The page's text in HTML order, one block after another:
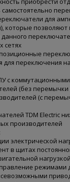
для
которые
сетях
для переключения
с
(без
(с
TDM Electric
производителей
электрической
в щитах
режимами